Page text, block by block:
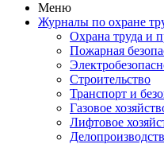
Меню
Журналы по охране
Охрана труда и
Пожарная
Строительство
Транспорт и
Газовое
Лифтовое